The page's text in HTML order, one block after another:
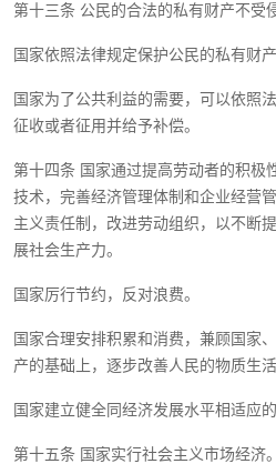
第十三条 公民的合法的私有财产不受
国家依照法律规定保护公民的私有财产
国家为了公共利益的需要，可以依照
征收或者征用并给予补偿。
第十四条 国家通过提高劳动者的积极
技术，完善经济管理体制和企业经营
主义责任制，改进劳动组织，以不断
展社会生产力。
国家厉行节约，反对浪费。
国家合理安排积累和消费，兼顾国家
产的基础上，逐步改善人民的物质生活
国家建立健全同经济发展水平相适应
第十五条 国家实行社会主义市场经济。